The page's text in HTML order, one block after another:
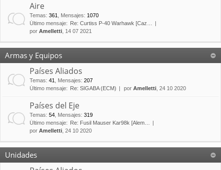
Aire
Temas: 361 Mensajes: 1070
Último mensaje:
Re: Curtiss P-40 Warhawk [Caz…
por Amelletti , 14 07 2021
Armas y Equipos
Países Aliados
Temas: 41 Mensajes: 207
Último mensaje:
Re: SIGABA (ECM) por Amelletti , 24 10 2020
Países del Eje
Temas: 54 Mensajes: 319
Último mensaje:
Re: Fusil Mauser Kar98k [Alem…
por Amelletti , 24 10 2020
Unidades